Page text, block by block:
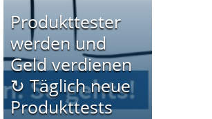
Produkttester
werden und
Geld verdienen
↻ Täglich neue
Produkttests